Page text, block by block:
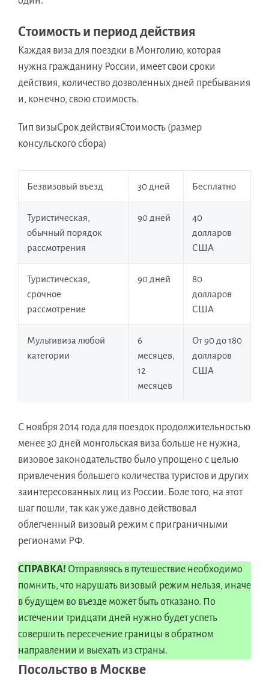
Стоимость и период действия
Каждая виза для поездки в Монголию, которая
нужна гражданину России, имеет свои сроки
действия, количество дозволенных дней пребывания
и, конечно, свою стоимость.
Тип визыСрок действияСтоимость (размер
консульского сбора)
Безвизовый въезд 30 дней Бесплатно
Туристическая,
обычный порядок
рассмотрения
90 дней
40
долларов
США
Туристическая,
срочное
рассмотрение
90 дней
80
долларов
США
Мультивиза любой
категории
6
месяцев,
12
месяцев
От 90 до 180
долларов
США
С ноября 2014 года для поездок продолжительностью
менее 30 дней монгольская виза больше не нужна,
визовое законодательство было упрощено с целью
привлечения большего количества туристов и других
заинтересованных лиц из России. Боле того, на этот
шаг пошли, так как уже давно действовал
облегченный визовый режим с приграничными
регионами РФ.
СПРАВКА! Отправляясь в путешествие необходимо
помнить, что нарушать визовый режим нельзя, иначе
в будущем во въезде может быть отказано. По
истечении тридцати дней нужно будет успеть
совершить пересечение границы в обратном
направлении и выехать из страны.
Посольство в Москве